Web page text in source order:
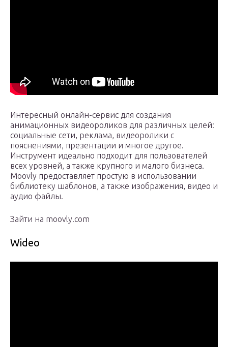
Интересный онлайн-сервис для создания
анимационных видеороликов для различных целей:
социальные сети, реклама, видеоролики с
пояснениями, презентации и многое другое.
Инструмент идеально подходит для пользователей
всех уровней, а также крупного и малого бизнеса.
Moovly предоставляет простую в использовании
библиотеку шаблонов, а также изображения, видео и
аудио файлы.
Зайти на moovly.com
Wideo